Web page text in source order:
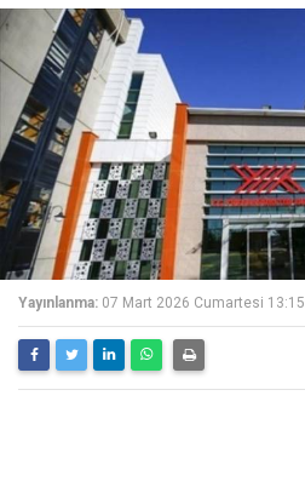
Yayınlanma: 07 Mart 2026 Cumartesi 13:15